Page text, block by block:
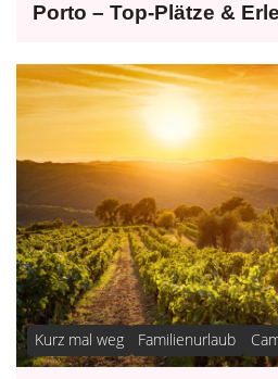
Porto – Top-Plätze &
Kurz mal weg Familienurlaub